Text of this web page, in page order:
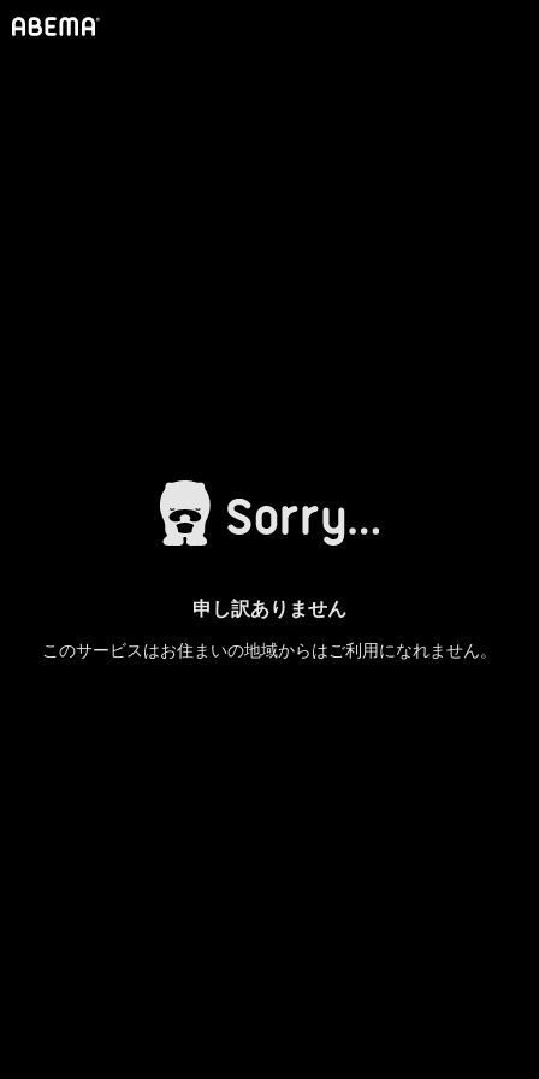
申し訳ありません
このサービスはお住まいの地域からはご利用になれません。